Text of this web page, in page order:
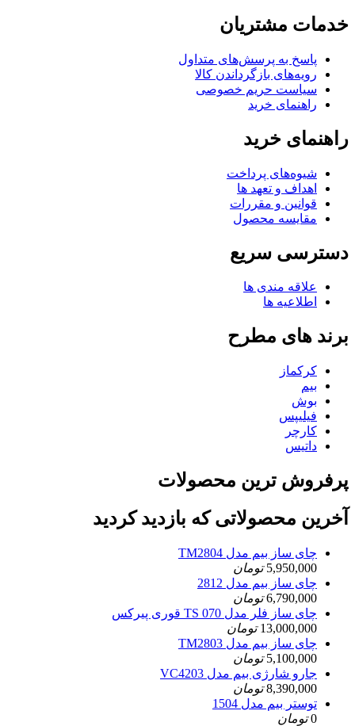
خدمات مشتریان
پاسخ به پرسش‌های متداول
رویه‌های بازگرداندن کالا
سیاست حریم خصوصی
راهنمای خرید
راهنمای خرید
شیوه‌های پرداخت
اهداف و تعهد ها
قوانین و مقررات
مقایسه محصول
دسترسی سریع
علاقه مندی ها
اطلاعیه ها
برند های مطرح
کرکماز
بیم
بوش
فیلیپس
کارچر
داتیس
پرفروش ترین محصولات
آخرین محصولاتی که بازدید کردید
چای ساز بیم مدل TM2804
5,950,000 تومان
چای ساز بیم مدل 2812
6,790,000 تومان
چای ساز فلر مدل TS 070 قوری پیرکس
13,000,000 تومان
چای ساز بیم مدل TM2803
5,100,000 تومان
جارو شارژی بیم مدل VC4203
8,390,000 تومان
توستر بیم مدل 1504
0 تومان